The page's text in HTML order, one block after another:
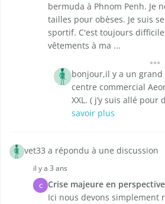
bermuda à Phnom Penh. Je
tailles pour obèses. Je suis
sportif. C'est toujours
vêtements à ma ...
bonjour,il y a un grand
centre commercial
XXL. ( j’y suis allé pour
savoir plus
vet33 a répondu à une discussion
il y a 3 ans
C Crise majeure en
Ici nous devons simplement